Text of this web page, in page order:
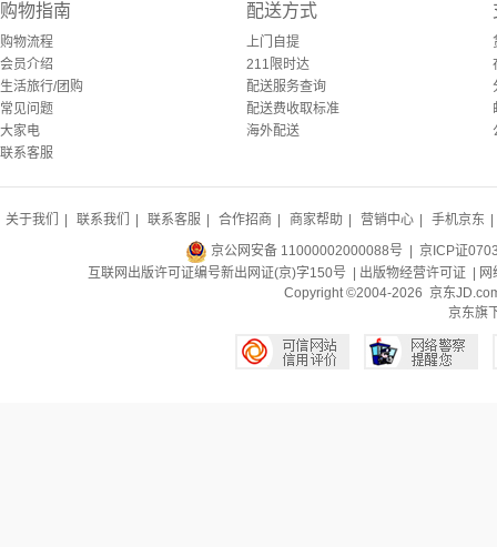
购物指南
购物流程
会员介绍
生活旅行/团购
常见问题
大家电
联系客服
配送方式
上门自提
211限时达
配送服务查询
配送费收取标准
海外配送
关于我们 联系我们 联系客服 合作招商 商家帮助 营销中心 手机京东
京公网安备 11000002000088号 | 京ICP证
互联网出版许可证编号新出网证(京)字150号 | 出版物经营许可证
Copyright ©2004-2026 京东
京东旗